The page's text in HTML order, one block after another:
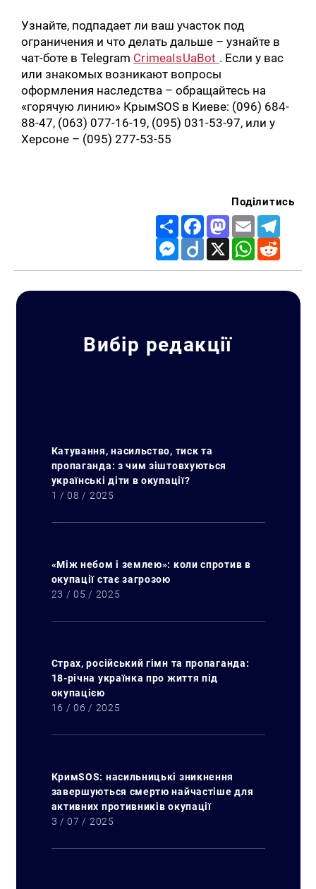
Узнайте, подпадает ли ваш участок под
ограничения и что делать дальше – узнайте в
чат-боте в Telegram CrimeaIsUaBot . Если у вас
или знакомых возникают вопросы
оформления наследства – обращайтесь на
«горячую линию» КрымSOS в Киеве: (096) 684-
88-47, (063) 077-16-19, (095) 031-53-97, или у
Херсоне – (095) 277-53-55
Поділитись
Share FacebookMastodon
Email
Messenger
Diigo X WhatsApp
Вибір редакції
Катування, насильство, тиск та
пропаганда: з чим зіштовхуються
українські діти в окупації?
1 / 08 / 2025
«Між небом і землею»: коли спротив в
окупації стає загрозою
23 / 05 / 2025
Страх, російський гімн та пропаганда:
18-річна українка про життя під
окупацією
16 / 06 / 2025
КримSOS: насильницькі зникнення
завершуються смертю найчастіше для
активних противників окупації
3 / 07 / 2025